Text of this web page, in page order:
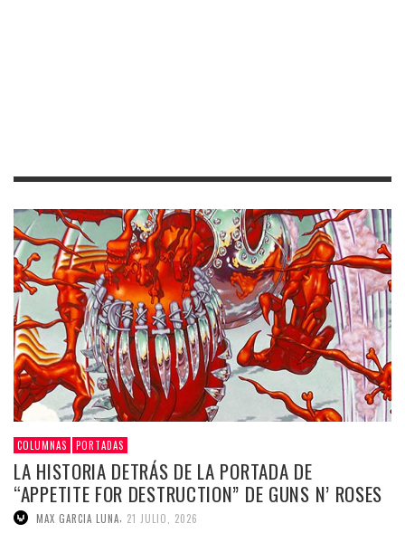
COLUMNAS PORTADAS
LA HISTORIA DETRÁS DE LA PORTADA DE
“APPETITE FOR DESTRUCTION” DE GUNS N’ ROSES
MAX GARCIA LUNA 21 JULIO, 2026